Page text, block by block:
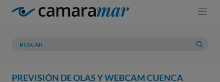
PREVISIÓN DE OLAS Y WEBCAM CUENCA